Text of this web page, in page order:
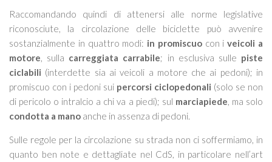
Raccomandando quindi di attenersi alle norme legislative
riconosciute, la circolazione delle biciclette può avvenire
sostanzialmente in quattro modi: in promiscuo con iveicoli a
motore, sulla carreggiata carrabile; in esclusiva sulle piste
ciclabili (interdette sia ai veicoli a motore che ai pedoni); in
promiscuo con i pedoni sui percorsi ciclopedonali (solo se non
di pericolo o intralcio a chi va a piedi); sul marciapiede, ma solo
condotta a mano anche in assenza di pedoni.
Sulle regole per la circolazione su strada non ci soffermiamo, in
quanto ben note e dettagliate nel CdS, in particolare nell’art